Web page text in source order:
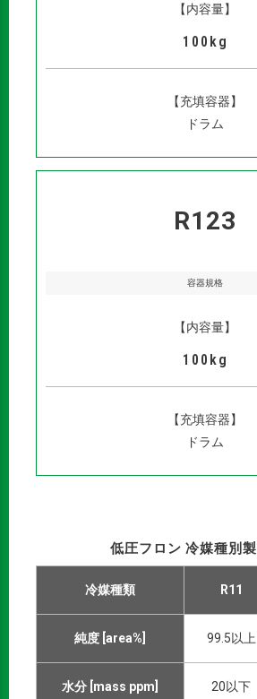
【内容量】
100kg
【充填容器】
ドラム
R123
容器規格
【内容量】
100kg
【充填容器】
ドラム
低圧フロン 冷媒種別
冷媒種類 R11
純度 [area%] 99.5以上
水分 [mass ppm] 20以下